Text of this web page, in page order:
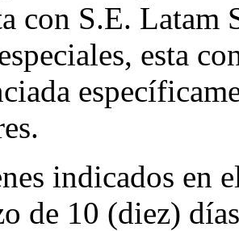
con S.E. Latam
esta
indicados en
de 10 (diez)